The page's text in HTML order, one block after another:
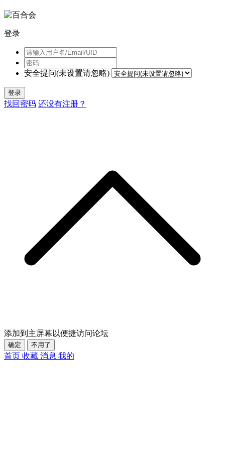
登录
安全提问(未设置请忽略)
登录
找回密码 还没有注册？
添加到主屏幕以便捷访问论坛
确定 不用了
首页 收藏 消息 我的